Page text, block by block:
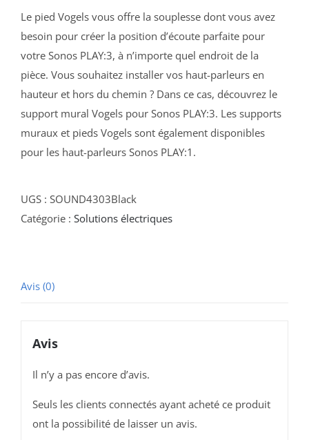
Le pied Vogels vous offre la souplesse dont vous avez
besoin pour créer la position d’écoute parfaite pour
votre Sonos PLAY:3, à n’importe quel endroit de la
pièce. Vous souhaitez installer vos haut-parleurs en
hauteur et hors du chemin ? Dans ce cas, découvrez le
support mural Vogels pour Sonos PLAY:3. Les supports
muraux et pieds Vogels sont également disponibles
pour les haut-parleurs Sonos PLAY:1.
UGS : SOUND4303Black
Catégorie : Solutions électriques
Avis (0)
Avis
Il n’y a pas encore d’avis.
Seuls les clients connectés ayant acheté ce produit
ont la possibilité de laisser un avis.